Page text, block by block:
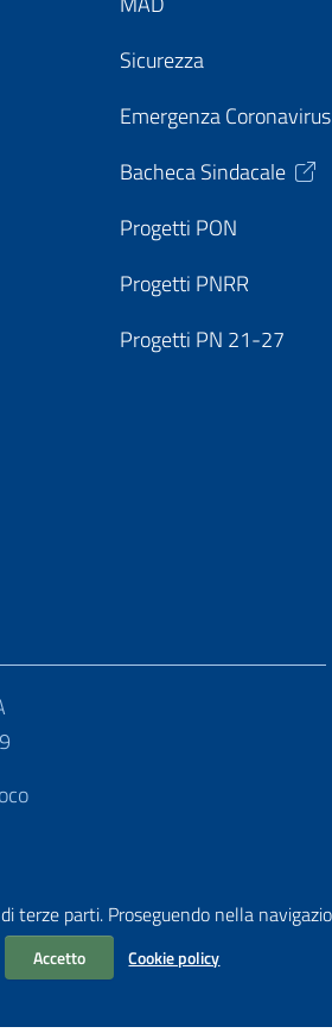
terze parti. Proseguendo nella
Accetto Cookie policy
Sicurezza
Emergenza Coronavirus
Bacheca Sindacale
Progetti PON
Progetti PNRR
Progetti PN 21-27